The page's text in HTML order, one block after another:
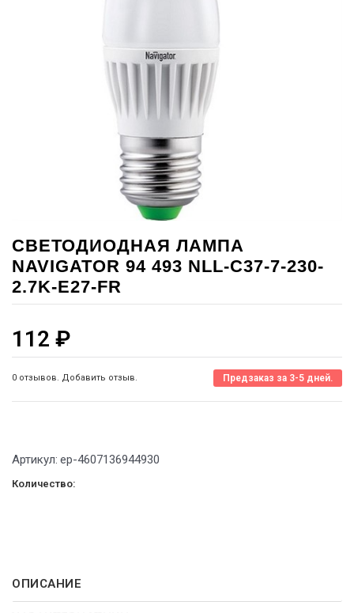
СВЕТОДИОДНАЯ ЛАМПА
NAVIGATOR 94 493 NLL-C37-7-230-
2.7K-E27-FR
112 ₽
0 отзывов. Добавить отзыв. Предзаказ за 3-5 дней.
Артикул: ep-4607136944930
Количество:
ОПИСАНИЕ